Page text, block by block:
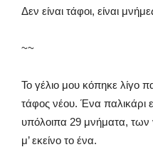
Δεν είναι τάφοι, είναι
~~
Το γέλιο μου κόπηκε λίγο
τάφος νέου. Ένα παλικάρι
υπόλοιπα 29 μνήματα, των
μ’ εκείνο το ένα.